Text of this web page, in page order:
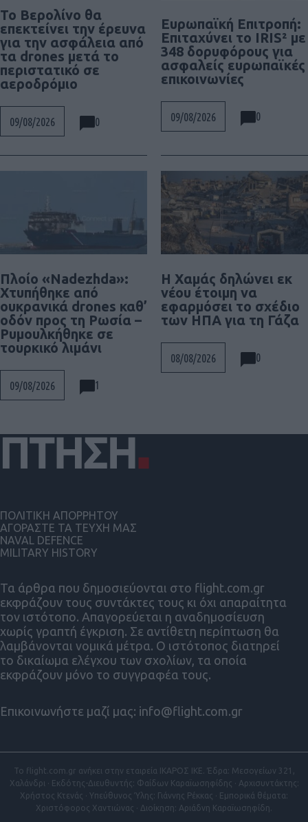
Το Βερολίνο θα
επεκτείνει την έρευνα
για την ασφάλεια από
τα drones μετά το
περιστατικό σε
αεροδρόμιο
09/08/2026 0
Ευρωπαϊκή Επιτροπή:
Επιταχύνει το IRIS² με
348 δορυφόρους για
ασφαλείς ευρωπαϊκές
επικοινωνίες
09/08/2026 0
Πλοίο «Nadezhda»:
Χτυπήθηκε από
ουκρανικά drones καθ’
οδόν προς τη Ρωσία –
Ρυμουλκήθηκε σε
τουρκικό λιμάνι
09/08/2026 1
Η Χαμάς δηλώνει εκ
νέου έτοιμη να
εφαρμόσει το σχέδιο
των ΗΠΑ για τη Γάζα
08/08/2026 0
Τα άρθρα που δημοσιεύονται στο flight.com.gr
εκφράζουν τους συντάκτες τους κι όχι απαραίτητα
τον ιστότοπο. Απαγορεύεται η αναδημοσίευση
χωρίς γραπτή έγκριση. Σε αντίθετη περίπτωση θα
λαμβάνονται νομικά μέτρα. Ο ιστότοπος διατηρεί
το δικαίωμα ελέγχου των σχολίων, τα οποία
εκφράζουν μόνο το συγγραφέα τους.
Επικοινωνήστε μαζί μας: info@flight.com.gr
ΠΟΛΙΤΙΚΗ ΑΠΟΡΡΗΤΟΥ
ΑΓΟΡΑΣΤΕ ΤΑ ΤΕΥΧΗ ΜΑΣ
NAVAL DEFENCE
MILITARY HISTORY
Το flight.com.gr ανήκει στην εταιρεία ΙΚΑΡΟΣ ΙΚΕ. Έδρα: Μεσογείων 321,
Χαλάνδρι · Εκδότης-Διευθυντής: Φαίδων Καραϊωσηφίδης · Αρχισυντάκτης:
Χρήστος Κτενάς · Υπεύθυνος Ύλης: Γιάννης Ρέκκας · Εμπορικά θέματα:
Χριστόφορος Χαντιώνας · Διοίκηση: Αριάδνη Καραϊωσηφίδη.